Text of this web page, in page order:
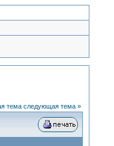
тема следующая тема »